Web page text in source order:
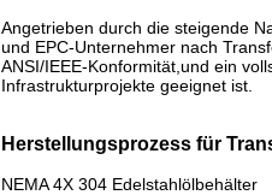
Angetrieben durch die steigende
und EPC-Unternehmer nach
ANSI/IEEE-Konformität,und ein
Infrastrukturprojekte geeignet ist.
Herstellungsprozess für
NEMA 4X 304 Edelstahlölbehälter